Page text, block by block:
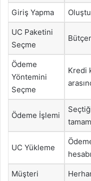
Giriş Yapma
UC Paketini
Seçme
Ödeme
Yöntemini
Seçme
Kredi
Ödeme İşlemi
UC Yükleme
Müşteri